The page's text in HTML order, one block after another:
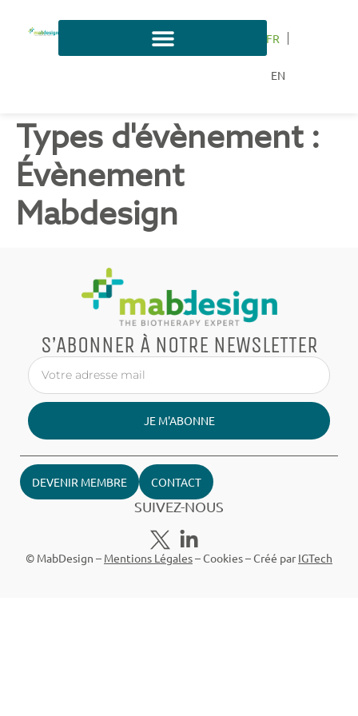
FR
EN
Types d'évènement :
Évènement
Mabdesign
S’ABONNER À NOTRE NEWSLETTER
JE M'ABONNE
DEVENIR MEMBRE CONTACT
SUIVEZ-NOUS
© MabDesign – Mentions Légales–Cookies– Créé parIGTech